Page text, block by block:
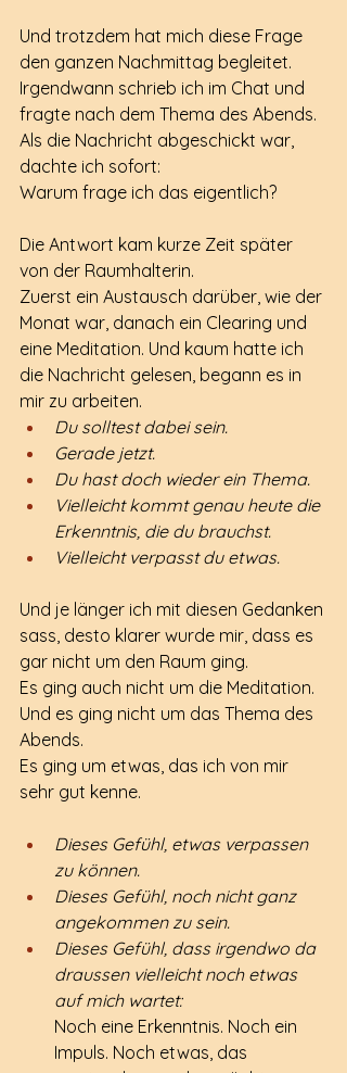
Und trotzdem hat mich diese Frage
den ganzen Nachmittag begleitet.
Irgendwann schrieb ich im Chat und
fragte nach dem Thema des Abends.
Als die Nachricht abgeschickt war,
dachte ich sofort:
Warum frage ich das eigentlich?
Die Antwort kam kurze Zeit später
von der Raumhalterin.
Zuerst ein Austausch darüber, wie der
Monat war, danach ein Clearing und
eine Meditation. Und kaum hatte ich
die Nachricht gelesen, begann es in
mir zu arbeiten.
Du solltest dabei sein.
Gerade jetzt.
Du hast doch wieder ein Thema.
Vielleicht kommt genau heute die
Erkenntnis, die du brauchst.
Vielleicht verpasst du etwas.
Und je länger ich mit diesen Gedanken
sass, desto klarer wurde mir, dass es
gar nicht um den Raum ging.
Es ging auch nicht um die Meditation.
Und es ging nicht um das Thema des
Abends.
Es ging um etwas, das ich von mir
sehr gut kenne.
Dieses Gefühl, etwas verpassen
zu können.
Dieses Gefühl, noch nicht ganz
angekommen zu sein.
Dieses Gefühl, dass irgendwo da
draussen vielleicht noch etwas
auf mich wartet:
Noch eine Erkenntnis. Noch ein
Impuls. Noch etwas, das